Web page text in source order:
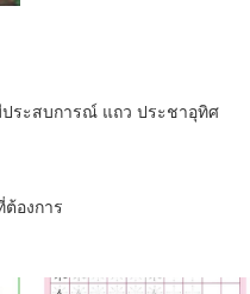
ระสบการณ์ แถว ประชาอุทิศ
องการ